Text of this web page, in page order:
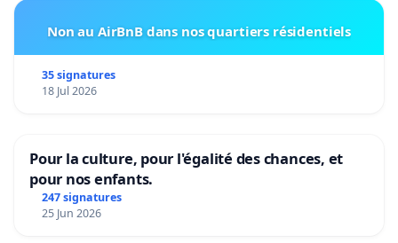
Non au AirBnB dans nos quartiers résidentiels
35 signatures
18 Jul 2026
Pour la culture, pour l'égalité des chances, et
pour nos enfants.
247 signatures
25 Jun 2026